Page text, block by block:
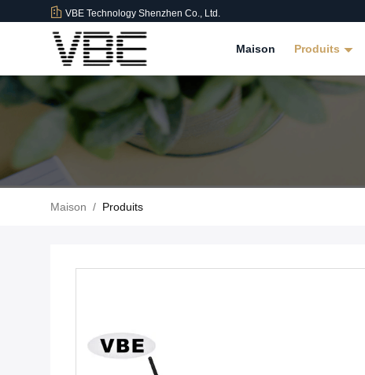
VBE Technology Shenzhen Co., Ltd.
Maison Produits
Maison / Produits